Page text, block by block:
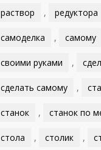
раствор , редуктора
самоделка , самому
своими руками ,
сделать самому ,
станок , станок по
стола , столик ,